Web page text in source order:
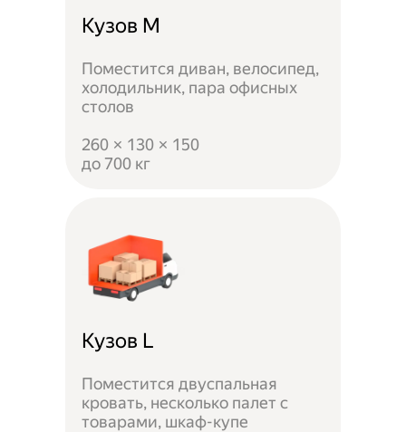
Кузов M
Поместится диван, велосипед,
холодильник, пара офисных
столов
260 × 130 × 150
до 700 кг
Кузов L
Поместится двуспальная
кровать, несколько палет с
товарами, шкаф-купе